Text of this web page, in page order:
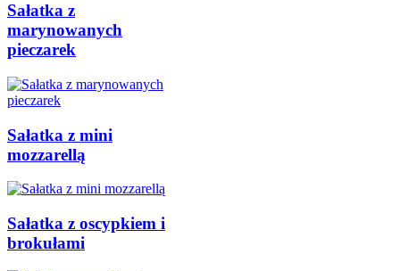
Sałatka z
marynowanych
pieczarek
Sałatka z mini
mozzarellą
Sałatka z oscypkiem i
brokułami